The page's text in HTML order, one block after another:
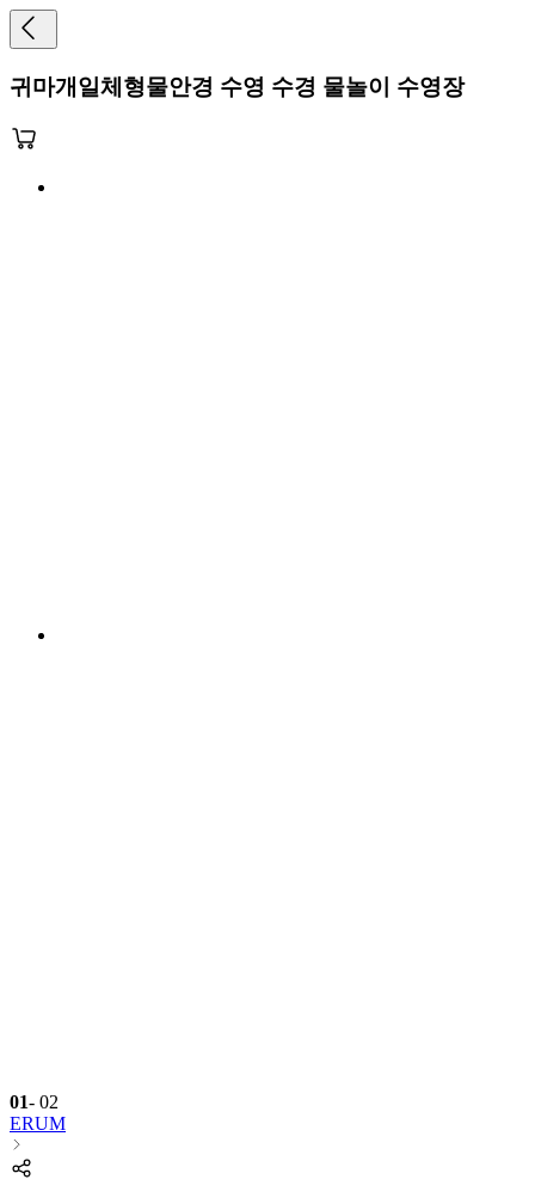
귀마개일체형물안경 수영 수경 물놀이 수영장
01- 02
ERUM